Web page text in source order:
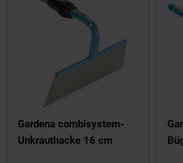
Gardena combisystem-
Unkrauthacke 16 cm